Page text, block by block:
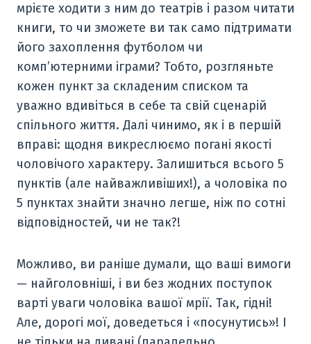
мрієте ходити з ним до театрів і разом читати
книги, то чи зможете ви так само підтримати
його захоплення футболом чи
комп’ютерними іграми? Тобто, розгляньте
кожен пункт за складеним списком та
уважно вдивіться в себе та свій сценарій
спільного життя. Далі чинимо, як і в першій
вправі: щодня викреслюємо погані якості
чоловічого характеру. Залишиться всього 5
пунктів (але найважливіших!), а чоловіка по
5 пунктах знайти значно легше, ніж по сотні
відповідностей, чи не так?!
Можливо, ви раніше думали, що ваші вимоги
— найголовніші, і ви без жодних поступок
варті уваги чоловіка вашої мрії. Так, гідні!
Але, дорогі мої, доведеться і «посунутись»! І